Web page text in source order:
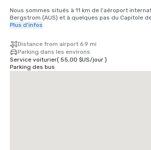
Nous sommes situés à 11 km de l'aéroport
Bergstrom (AUS) et à quelques pas du Capitole
avec son majestueux dôme visible depuis la
Plus d'infos
Distance from airport 6.9 mi
Parking dans les environs
Service voiturier( 55,00 $US/jour)
Parking des bus